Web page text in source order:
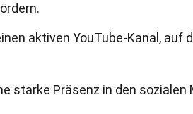
aktiven YouTube-Kanal,
starke Präsenz in den